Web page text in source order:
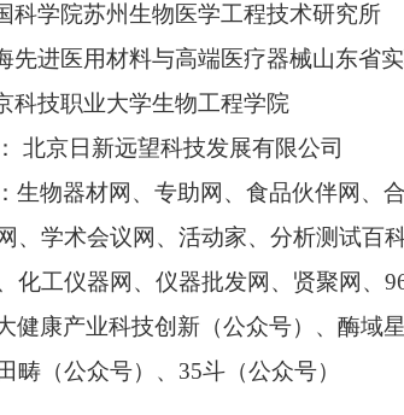
科学院苏州生物医学工程技术研究所
先进医用材料与高端医疗器械山东省
科技职业大学生物工程学院
北京日新远望科技发展有限公司
生物器材网、专助网、食品伙伴网、
、学术会议网、活动家、分析测试百
化工仪器网、仪器批发网、贤聚网、
健康产业科技创新（公众号）、酶域
畴（公众号）、35斗（公众号）